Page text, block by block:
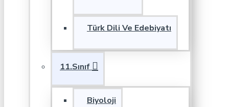
Türk Dili Ve Edebiyatı
11.Sınıf
Biyoloji